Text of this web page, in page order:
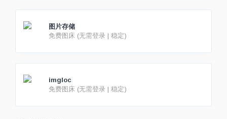
图片存储
免费图床 (无需登录 | 稳定)
imgloc
免费图床 (无需登录 | 稳定)